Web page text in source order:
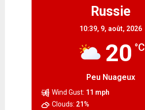
Russie
10:39, 9, août, 2026
20 °C
Peu Nuageux
Wind Gust: 11 mph
Clouds: 21%